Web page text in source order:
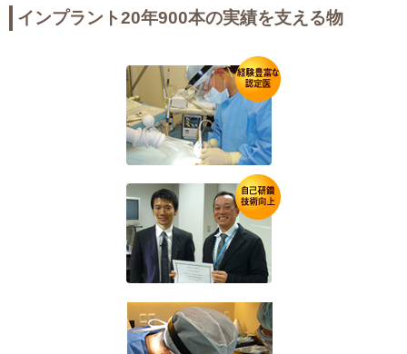
インプラント20年900本の実績を支える物